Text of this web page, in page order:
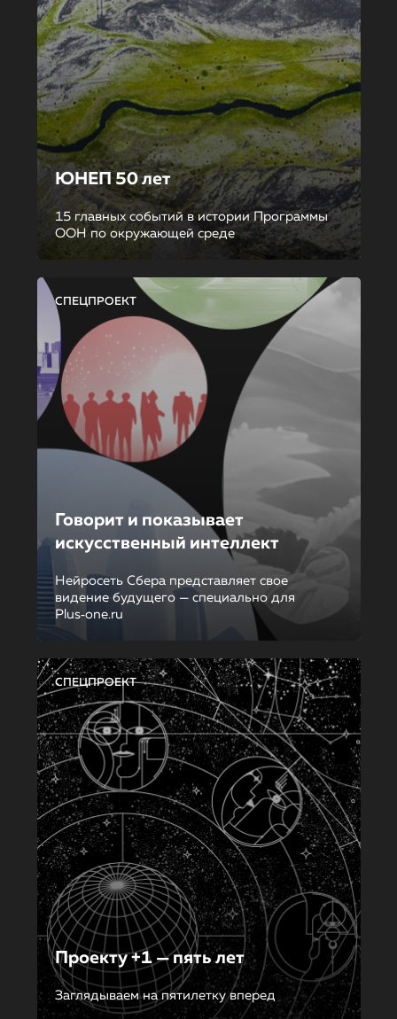
ЮНЕП 50 лет
15 главных событий в истории Программы
ООН по окружающей среде
СПЕЦПРОЕКТ
Говорит и показывает
искусственный интеллект
Нейросеть Сбера представляет свое
видение будущего — специально для
Plus‑one.ru
СПЕЦПРОЕКТ
Проекту +1 — пять лет
Заглядываем на пятилетку вперед